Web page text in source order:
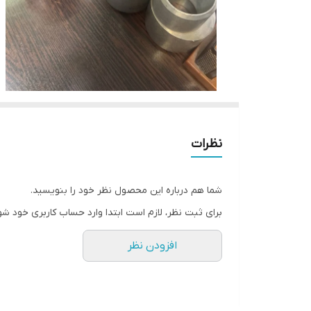
نظرات
شما هم درباره این محصول نظر خود را بنویسید.
برای ثبت نظر، لازم است ابتدا وارد حساب کاربری خود
افزودن نظر